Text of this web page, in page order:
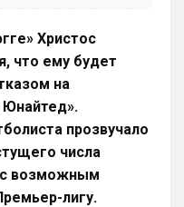
Христос
что ему будет
на
прозвучало
числа
с возможным
лигу.
это
и сейчас
уж
этом,
в пользу